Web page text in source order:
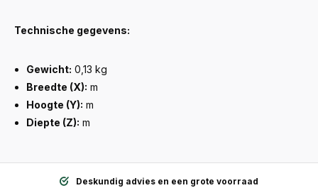
Technische gegevens:
Gewicht: 0,13 kg
Breedte (X): m
Hoogte (Y): m
Diepte (Z): m
Deskundig advies en een grote voorraad